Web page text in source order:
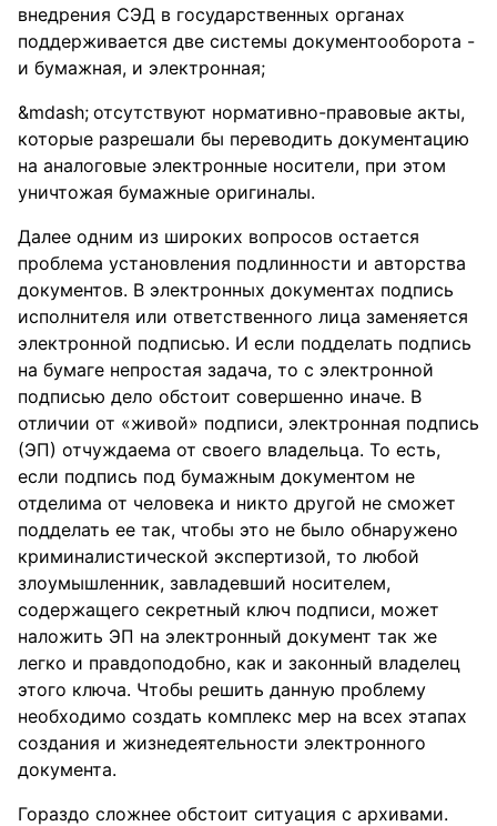
внедрения СЭД в государственных органах
поддерживается две системы документооборота -
и бумажная, и электронная;
отсутствуют нормативно-правовые акты,
которые разрешали бы переводить документацию
на аналоговые электронные носители, при этом
уничтожая бумажные оригиналы.
Далее одним из широких вопросов остается
проблема установления подлинности и авторства
документов. В электронных документах подпись
исполнителя или ответственного лица заменяется
электронной подписью. И если подделать подпись
на бумаге непростая задача, то с электронной
подписью дело обстоит совершенно иначе. В
отличии от «живой» подписи, электронная подпись
(ЭП) отчуждаема от своего владельца. То есть,
если подпись под бумажным документом не
отделима от человека и никто другой не сможет
подделать ее так, чтобы это не было обнаружено
криминалистической экспертизой, то любой
злоумышленник, завладевший носителем,
содержащего секретный ключ подписи, может
наложить ЭП на электронный документ так же
легко и правдоподобно, как и законный владелец
этого ключа. Чтобы решить данную проблему
необходимо создать комплекс мер на всех этапах
создания и жизнедеятельности электронного
документа.
Гораздо сложнее обстоит ситуация с архивами.